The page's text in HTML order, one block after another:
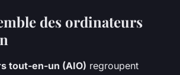
des ordinateurs
tout-en-un (AIO) regroupent